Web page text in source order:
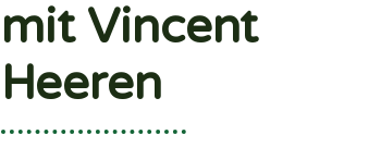
mit Vincent
Heeren